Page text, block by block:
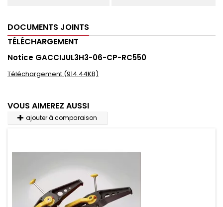
DOCUMENTS JOINTS
TÉLÉCHARGEMENT
Notice GACCIJUL3H3-06-CP-RC550
Téléchargement (914.44KB)
VOUS AIMEREZ AUSSI
ajouter à comparaison